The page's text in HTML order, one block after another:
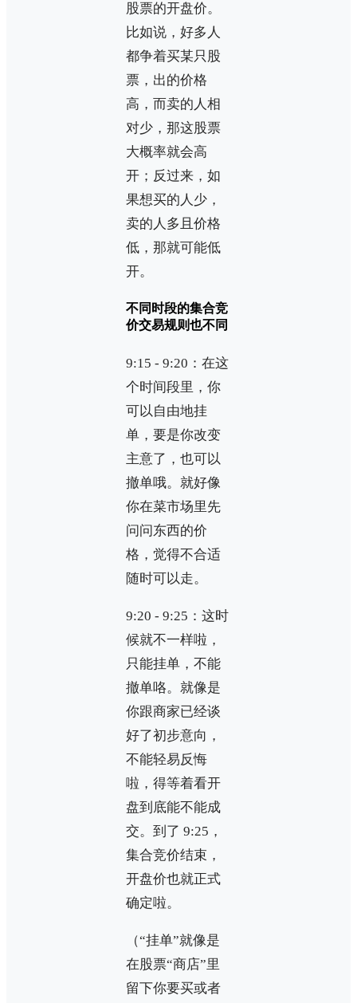
股票的开盘价。
比如说，好多人
都争着买某只股
票，出的价格
高，而卖的人相
对少，那这股票
大概率就会高
开；反过来，如
果想买的人少，
卖的人多且价格
低，那就可能低
开。
不同时段的集合竞
价交易规则也不同
9:15 - 9:20：在这
个时间段里，你
可以自由地挂
单，要是你改变
主意了，也可以
撤单哦。就好像
你在菜市场里先
问问东西的价
格，觉得不合适
随时可以走。
9:20 - 9:25：这时
候就不一样啦，
只能挂单，不能
撤单咯。就像是
你跟商家已经谈
好了初步意向，
不能轻易反悔
啦，得等着看开
盘到底能不能成
交。到了 9:25，
集合竞价结束，
开盘价也就正式
确定啦。
（“挂单”就像是
在股票“商店”里
留下你要买或者